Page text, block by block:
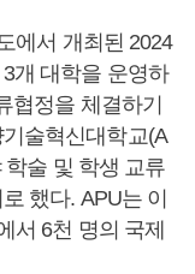
에서 개최된 2024
개 대학을 운영하
협정을 체결하기
술혁신대학교(A
술 및 학생 교류
했다. APU는 이
서 6천 명의 국제